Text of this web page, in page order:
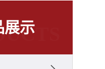
展示